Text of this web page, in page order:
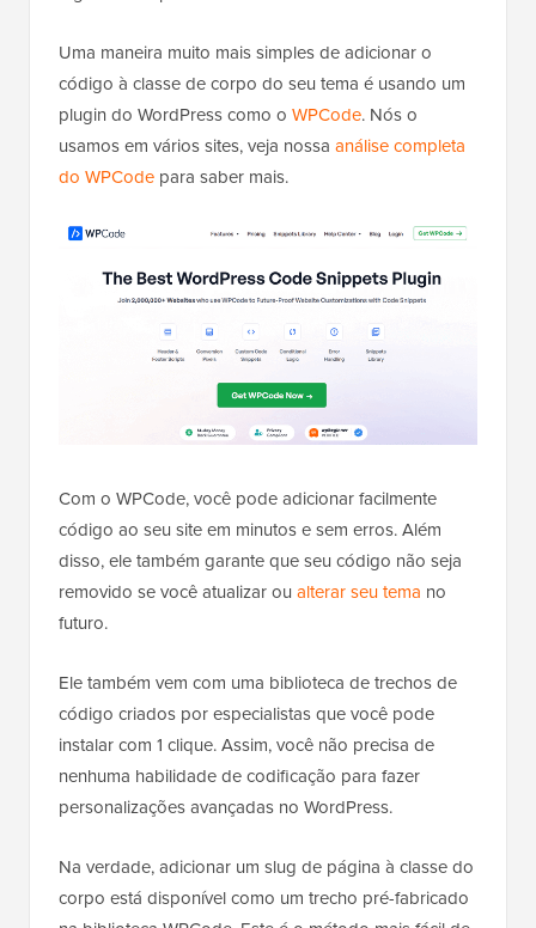
Uma maneira muito mais simples de adicionar o
código à classe de corpo do seu tema é usando um
plugin do WordPress como o WPCode. Nós o
usamos em vários sites, veja nossa análise completa
do WPCode para saber mais.
Com o WPCode, você pode adicionar facilmente
código ao seu site em minutos e sem erros. Além
disso, ele também garante que seu código não seja
removido se você atualizar ou alterar seu tema no
futuro.
Ele também vem com uma biblioteca de trechos de
código criados por especialistas que você pode
instalar com 1 clique. Assim, você não precisa de
nenhuma habilidade de codificação para fazer
personalizações avançadas no WordPress.
Na verdade, adicionar um slug de página à classe do
corpo está disponível como um trecho pré-fabricado